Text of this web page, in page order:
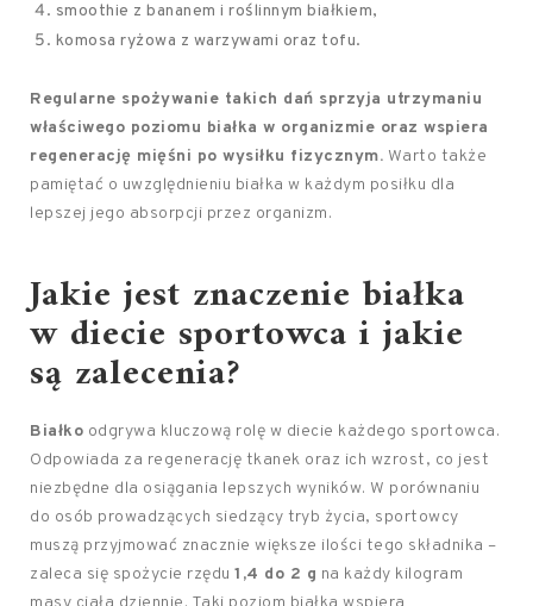
smoothie z bananem i roślinnym białkiem,
komosa ryżowa z warzywami oraz tofu.
Regularne spożywanie takich dań sprzyja utrzymaniu
właściwego poziomu białka w organizmie oraz wspiera
regenerację mięśni po wysiłku fizycznym. Warto także
pamiętać o uwzględnieniu białka w każdym posiłku dla
lepszej jego absorpcji przez organizm.
Jakie jest znaczenie białka
w diecie sportowca i jakie
są zalecenia?
Białko odgrywa kluczową rolę w diecie każdego sportowca.
Odpowiada za regenerację tkanek oraz ich wzrost, co jest
niezbędne dla osiągania lepszych wyników. W porównaniu
do osób prowadzących siedzący tryb życia, sportowcy
muszą przyjmować znacznie większe ilości tego składnika –
zaleca się spożycie rzędu 1,4 do 2 g na każdy kilogram